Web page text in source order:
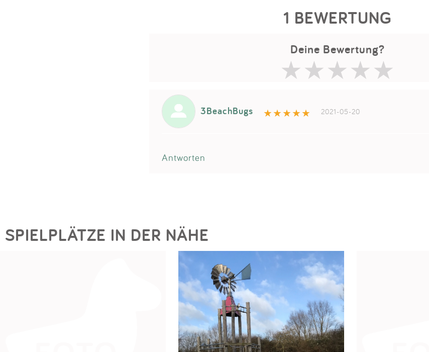
1 BEWERTUNG
Deine Bewertung?
3BeachBugs 2021-05-20
Antworten
SPIELPLÄTZE IN DER NÄHE